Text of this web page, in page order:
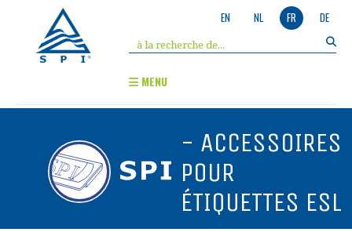
EN NL FR DE
MENU
- ACCESSOIRES
POUR
ÉTIQUETTES ESL